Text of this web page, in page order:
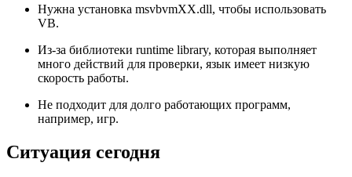
Нужна установка msvbvmXX.dll, чтобы использовать
VB.
Из-за библиотеки runtime library, которая выполняет
много действий для проверки, язык имеет низкую
скорость работы.
Не подходит для долго работающих программ,
например, игр.
Ситуация сегодня